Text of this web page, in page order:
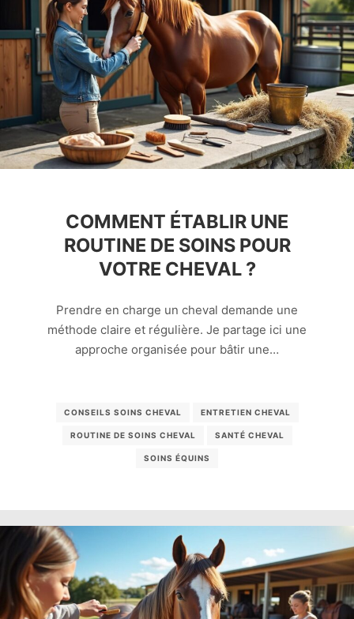
COMMENT ÉTABLIR UNE
ROUTINE DE SOINS POUR
VOTRE CHEVAL ?
Prendre en charge un cheval demande une
méthode claire et régulière. Je partage ici une
approche organisée pour bâtir une…
CONSEILS SOINS CHEVAL ENTRETIEN CHEVAL
ROUTINE DE SOINS CHEVAL SANTÉ CHEVAL
SOINS ÉQUINS